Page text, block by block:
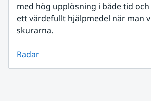
med hög upplösning i både tid
ett värdefullt hjälpmedel när man
skurarna.
Radar